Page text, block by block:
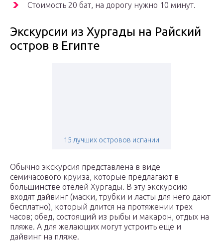
Стоимость 20 бат, на дорогу нужно 10 минут.
Экскурсии из Хургады на Райский
остров в Египте
15 лучших островов испании
Обычно экскурсия представлена в виде
семичасового круиза, которые предлагают в
большинстве отелей Хургады. В эту экскурсию
входят дайвинг (маски, трубки и ласты для него дают
бесплатно), который длится на протяжении трех
часов; обед, состоящий из рыбы и макарон, отдых на
пляже. А для желающих могут устроить еще и
дайвинг на пляже.